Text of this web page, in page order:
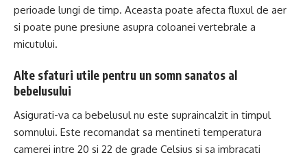
perioade lungi de timp. Aceasta poate afecta fluxul de aer
si poate pune presiune asupra coloanei vertebrale a
micutului.
Alte sfaturi utile pentru un somn sanatos al
bebelusului
Asigurati-va ca bebelusul nu este supraincalzit in timpul
somnului. Este recomandat sa mentineti temperatura
camerei intre 20 si 22 de grade Celsius si sa imbracati